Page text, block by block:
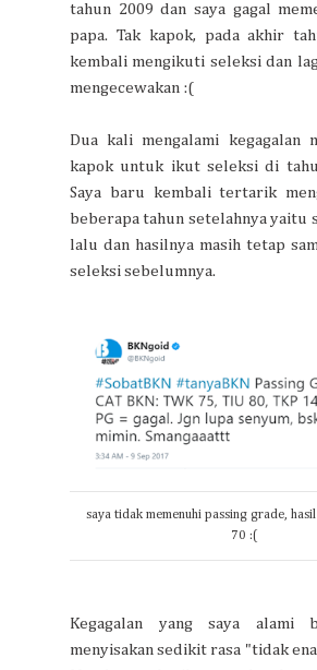
tahun 2009 dan saya gagal
papa. Tak kapok, pada akhir
kembali mengikuti seleksi dan
mengecewakan :(
Dua kali mengalami kegagalan
kapok untuk ikut seleksi di
Saya baru kembali tertarik
beberapa tahun setelahnya yaitu
lalu dan hasilnya masih tetap
seleksi sebelumnya.
saya tidak memenuhi passing grade,
70 :(
Kegagalan yang saya alami
menyisakan sedikit rasa "tidak